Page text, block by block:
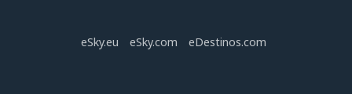
eSky.eu eSky.com eDestinos.com